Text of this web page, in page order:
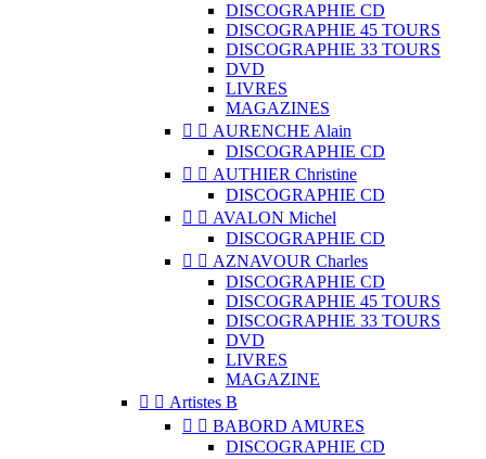
DISCOGRAPHIE CD
DISCOGRAPHIE 45 TOURS
DISCOGRAPHIE 33 TOURS
DVD
LIVRES
MAGAZINES
  AURENCHE Alain
DISCOGRAPHIE CD
  AUTHIER Christine
DISCOGRAPHIE CD
  AVALON Michel
DISCOGRAPHIE CD
  AZNAVOUR Charles
DISCOGRAPHIE CD
DISCOGRAPHIE 45 TOURS
DISCOGRAPHIE 33 TOURS
DVD
LIVRES
MAGAZINE
  Artistes B
  BABORD AMURES
DISCOGRAPHIE CD